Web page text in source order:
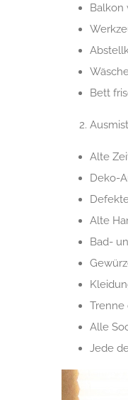
Balkon
Bett
Alte
Deko-
Alte
Bad-
Trenne
Alle
Jede